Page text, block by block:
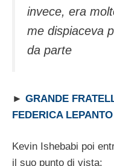
invece, era
me dispiaceva
da parte
► GRANDE
FEDERICA LEPANTO
Kevin Ishebabi poi
il suo punto di vista: